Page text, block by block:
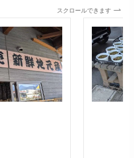
スクロールできます